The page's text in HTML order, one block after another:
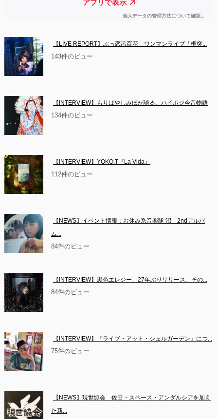
【LIVE REPORT】ぶっ恋呂百花　ワンマンライブ「楯突...
143件のビュー
【INTERVIEW】もりばやしみほが語る、ハイポジ今昔物語
134件のビュー
【INTERVIEW】YOKO.T『La Vida』
112件のビュー
【NEWS】イベント情報：お休み系音楽隊 沼　2ndアルバ
ム...
84件のビュー
【INTERVIEW】黒色エレジー、27年ぶりリリース。その...
84件のビュー
【INTERVIEW】『ライブ・アット・シェルガーデン』につ...
75件のビュー
【NEWS】現世協会　佐田・スペース・アンダルシアを加え
た新...